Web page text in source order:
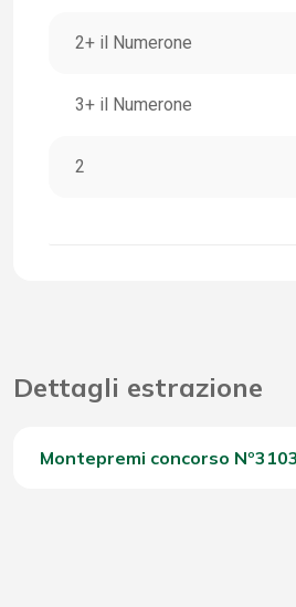
2+ il Numerone
3+ il Numerone
2
Dettagli estrazione
Montepremi concorso